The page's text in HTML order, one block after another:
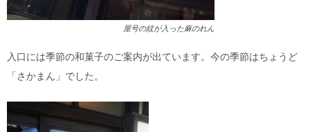
屋号の紋が入った麻のれん
入口には季節の和菓子のご案内が出ています。今の季節はちょうど
「さかまん」でした。